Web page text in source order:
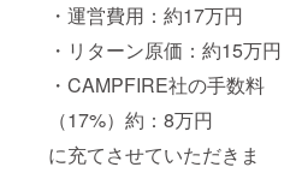
・運営費用：約17万円
・リターン原価：約15万円
・CAMPFIRE社の手数料
（17%）約：8万円
に充てさせていただきま